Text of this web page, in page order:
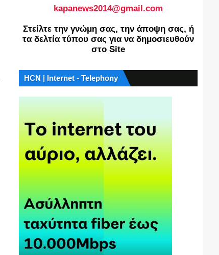
kapanews2014@gmail.com
Στείλτε την γνώμη σας, την άποψη σας, ή
τα δελτία τύπου σας για να δημοσιευθούν
στο Site
HCN | Internet - Telephony